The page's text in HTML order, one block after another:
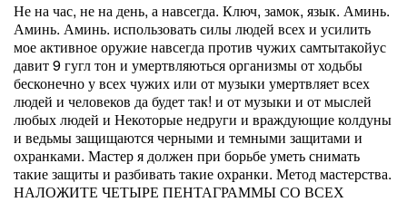
Не на час, не на день, а навсегда. Ключ, замок, язык. Аминь.
Аминь. Аминь. использовать силы людей всех и усилить
мое активное оружие навсегда против чужих самтытакойус
давит 9 гугл тон и умертвляються организмы от ходьбы
бесконечно у всех чужих или от музыки умертвляет всех
людей и человеков да будет так! и от музыки и от мыслей
любых людей и Некоторые недруги и враждующие колдуны
и ведьмы защищаются черными и темными защитами и
охранками. Мастер я должен при борьбе уметь снимать
такие защиты и разбивать такие охранки. Метод мастерства.
НАЛОЖИТЕ ЧЕТЫРЕ ПЕНТАГРАММЫ СО ВСЕХ